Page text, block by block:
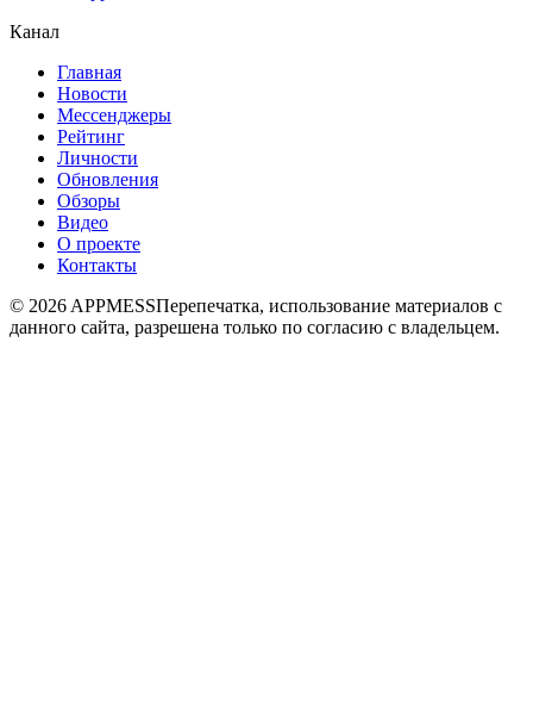
Канал
Главная
Новости
Мессенджеры
Рейтинг
Личности
Обновления
Обзоры
Видео
О проекте
Контакты
© 2026 APPMESSПерепечатка, использование материалов с
данного сайта, разрешена только по согласию с владельцем.